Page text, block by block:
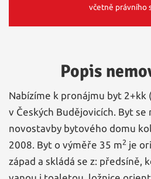
včetně právního
Popis
Nabízíme k pronájmu byt 2+kk
v Českých Budějovicích. Byt
novostavby bytového domu
2008. Byt o výměře 35 m2 je
západ a skládá se z: předsíně,